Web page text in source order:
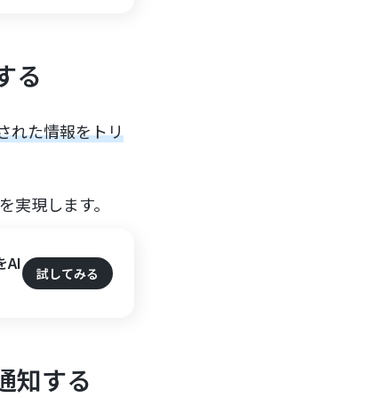
る
れた情報をトリ
現します。
AI
試してみる
知する